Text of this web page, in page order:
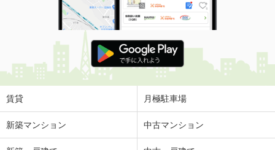
賃貸 月極駐車場
新築マンション 中古マンション